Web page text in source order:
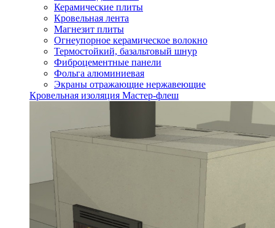
Керамические плиты
Кровельная лента
Магнезит плиты
Огнеупорное керамическое волокно
Термостойкий, базальтовый шнур
Фиброцементные панели
Фольга алюминиевая
Экраны отражающие нержавеющие
Кровельная изоляция Мастер-флеш